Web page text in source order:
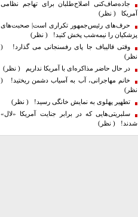
جاده‌صاف‌کنی اصلاح‌طلبان برای تهاجم نظامی
آمریکا ( نظر)
حرف‌های رئیس‌جمهور تکراری است| صحبت‌های
پزشکیان را نیمه‌شب پخش کنید! ( نظر)
وقتی قالیباف جا پای رفسنجانی می گذارد! (
نظر)
در حال حاضر مذاکره‌ای با آمریکا نداریم ( نظر)
خانم مهاجرانی، آب به آسیاب دشمن ریختید! (
نظر)
تطهیر پهلوی به نمایش خانگی رسید! ( نظر)
سلبریتی‌هایی که در برابر جنایت آمریکا «لال»
شدند! ( نظر)